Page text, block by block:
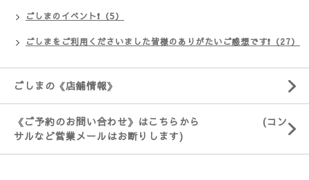
ごしまのイベント❗（5）
ごしまをご利用くださいました皆様のありがたいご感想です❗（27）
ごしまの《店舗情報》
《ご予約のお問い合わせ》はこちらから (コン
サルなど営業メールはお断りします)